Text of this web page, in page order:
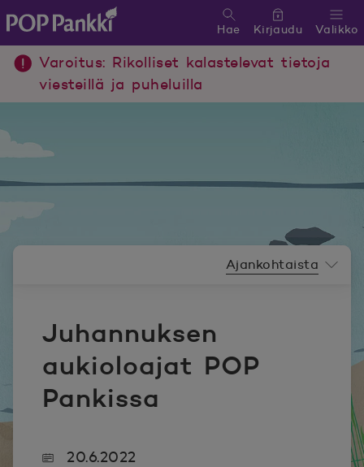
POP Pankki, etusivulle
Valikko
Hae Kirjaudu
Varoitus: Rikolliset kalastelevat tietoja
viesteillä ja puheluilla
Juhannuksen
aukioloajat POP
Pankissa
Ajankohtaista
20.6.2022